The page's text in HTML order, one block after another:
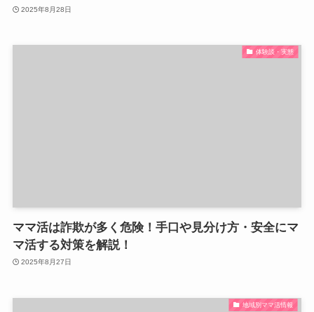
2025年8月28日
体験談・実態
ママ活は詐欺が多く危険！手口や見分け方・安全にマ
マ活する対策を解説！
2025年8月27日
地域別ママ活情報